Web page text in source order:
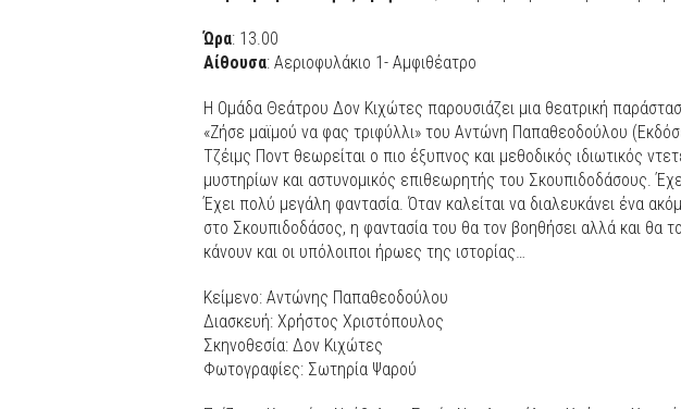
Ώρα: 13.00
Αίθουσα: Αεριοφυλάκιο 1- Αμφιθέατρο
Η Ομάδα Θεάτρου Δον Κιχώτες παρουσιάζει μια θεατρική
«Ζήσε μαϊμού να φας τριφύλλι» του Αντώνη Παπαθεοδούλου
Τζέιμς Ποντ θεωρείται ο πιο έξυπνος και μεθοδικός ιδιωτικός
μυστηρίων και αστυνομικός επιθεωρητής του Σκουπιδοδάσους.
Έχει πολύ μεγάλη φαντασία. Όταν καλείται να διαλευκάνει ένα
στο Σκουπιδοδάσος, η φαντασία του θα τον βοηθήσει αλλά και θα
κάνουν και οι υπόλοιποι ήρωες της ιστορίας…
Κείμενο: Αντώνης Παπαθεοδούλου
Διασκευή: Χρήστος Χριστόπουλος
Σκηνοθεσία: Δον Κιχώτες
Φωτογραφίες: Σωτηρία Ψαρού